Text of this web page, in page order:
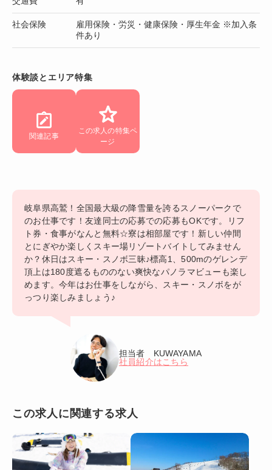
社会保険
雇用保険・労災・健康保険・厚生年金 ※加入条
件あり
体験談とエリア特集
関連記事
この求人の特集ペ
ージ
岐阜県高鷲！全国最大級の降雪量を誇るスノーパークで
のお仕事です！友達同士の応募での応募もOKです。リフ
ト券・食事がなんと無料☆寮は相部屋です！新しい仲間
とにぎやか楽しくスキー場リゾートバイトしてみません
か？休日はスキー・スノボ三昧♪標高1、500mのゲレンデ
頂上は180度遮るもののない爽快なパノラマビューも楽し
めます。今年はお仕事をしながら、スキー・スノボをが
っつり楽しみましょう♪
担当者 KUWAYAMA
社員紹介はこちら
この求人に関連する求人